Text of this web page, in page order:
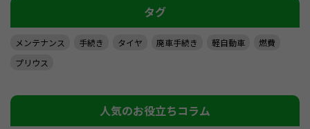
タグ
メンテナンス 手続き タイヤ 廃車手続き 軽自動車
燃費
プリウス
人気のお役立ちコラム